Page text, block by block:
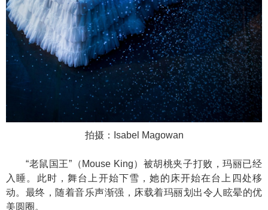
拍摄：Isabel Magowan
“老鼠国王”（Mouse King）被胡桃夹子打败，玛丽已经
入睡。此时，舞台上开始下雪，她的床开始在台上四处移
动。最终，随着音乐声渐强，床载着玛丽划出令人眩晕的优
美圆圈。